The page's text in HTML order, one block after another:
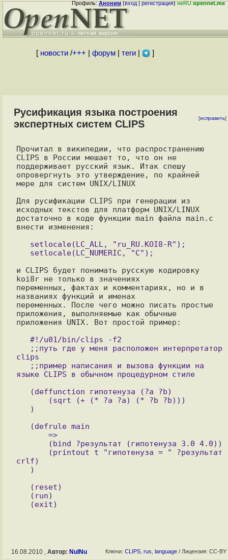
Профиль:Аноним(вход|регистрация)неRUopennet.me
[ новости/+++ форум| теги| ]
Русификация языка построения
экспертных систем CLIPS
[исправить]
Прочитал в википедии, что распространению
CLIPS в России мешает то, что он не
поддерживает русский язык. Итак спешу
опровергнуть это утверждение, по крайней
мере для систем UNIX/LINUX
Для русификации CLIPS при генерации из
исходных текстов для платформ UNIX/LINUX
достаточно в коде функции main файла main.c
внести изменения:
и CLIPS будет понимать русскую кодировку
koi8r не только в значениях
переменных, фактах и комментариях, но и в
названиях функций и именах
переменных. После чего можно писать простые
приложения, выполняемые как обычные
приложения UNIX. Вот простой пример:
clips
языке CLIPS в обычном процедурном стиле
crlf)
16.08.2010 , Автор: NuINu Ключи: CLIPS rus language / Лицензия: CC-BY